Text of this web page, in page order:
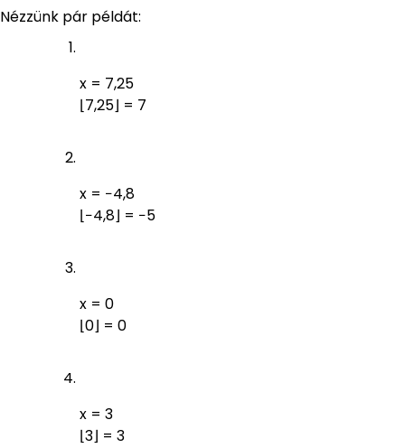
Nézzünk pár példát:
x = 7,25
⌊7,25⌋ = 7
x = −4,8
⌊−4,8⌋ = −5
x = 0
⌊0⌋ = 0
x = 3
⌊3⌋ = 3